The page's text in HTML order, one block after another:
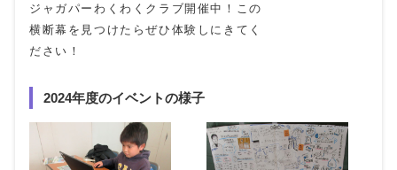
ジャガパーわくわくクラブ開催中！この
横断幕を見つけたらぜひ体験しにきてく
ださい！
2024年度のイベントの様子